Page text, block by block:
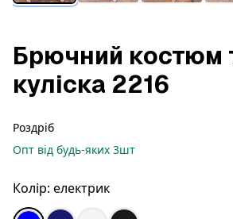
Брючний костюм
куліска 2216
Роздріб
Опт від будь-яких 3шт
Колір: електрик